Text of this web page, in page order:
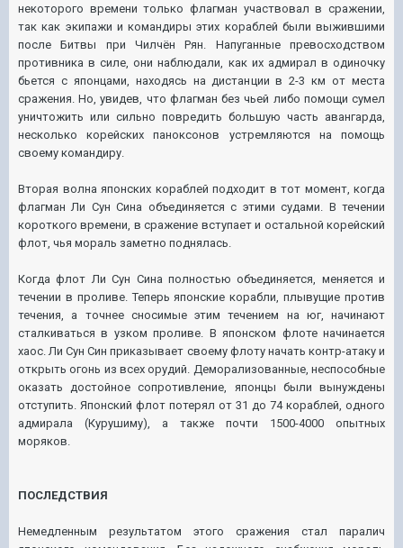
некоторого времени только флагман участвовал в сражении,
так как экипажи и командиры этих кораблей были выжившими
после Битвы при Чилчён Рян. Напуганные превосходством
противника в силе, они наблюдали, как их адмирал в одиночку
бьется с японцами, находясь на дистанции в 2-3 км от места
сражения. Но, увидев, что флагман без чьей либо помощи сумел
уничтожить или сильно повредить большую часть авангарда,
несколько корейских паноксонов устремляются на помощь
своему командиру.
Вторая волна японских кораблей подходит в тот момент, когда
флагман Ли Сун Сина объединяется с этими судами. В течении
короткого времени, в сражение вступает и остальной корейский
флот, чья мораль заметно поднялась.
Когда флот Ли Сун Сина полностью объединяется, меняется и
течении в проливе. Теперь японские корабли, плывущие против
течения, а точнее сносимые этим течением на юг, начинают
сталкиваться в узком проливе. В японском флоте начинается
хаос. Ли Сун Син приказывает своему флоту начать контр-атаку и
открыть огонь из всех орудий. Деморализованные, неспособные
оказать достойное сопротивление, японцы были вынуждены
отступить. Японский флот потерял от 31 до 74 кораблей, одного
адмирала (Курушиму), а также почти 1500-4000 опытных
моряков.
ПОСЛЕДСТВИЯ
Немедленным результатом этого сражения стал паралич